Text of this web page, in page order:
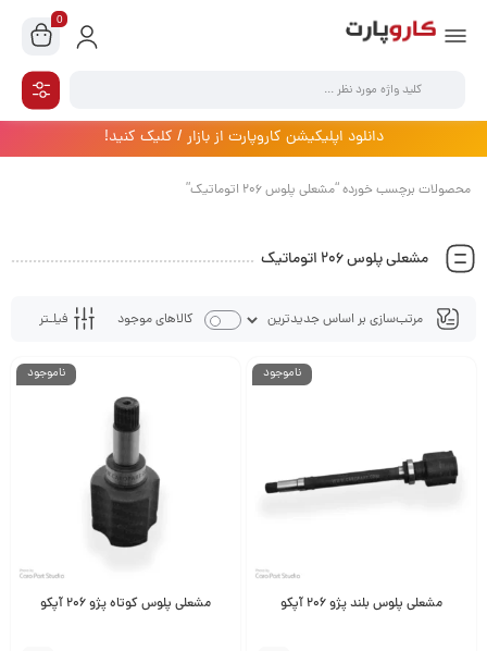
0
دانلود اپلیکیشن کاروپارت از بازار / کلیک کنید!
محصولات برچسب خورده “مشعلی پلوس 206 اتوماتیک”
مشعلی پلوس 206 اتوماتیک
فیلـتر کالاهای موجود
ناموجود
مشعلی پلوس بلند پژو 206 آپکو
ناموجود
مشعلی پلوس کوتاه پژو 206 آپکو